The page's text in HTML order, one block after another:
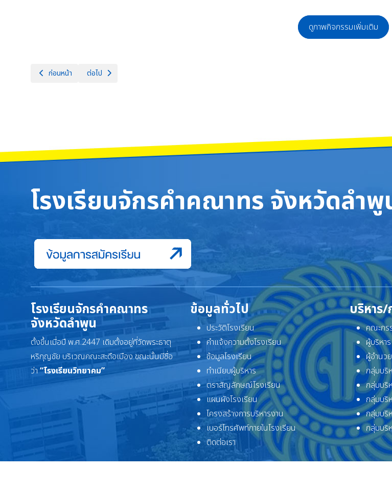
ดูภาพกิจกรรมเพิ่มเติม
เนื้อหาก่อนหน้า: โรงเรียนจักรคำคณาทร จังหวัดลำพูน จัดกิจกรรมแนะแนวการศึกษาต่อของกองทัพเรือ วันพุธ ที่14 มกราค
ก่อนหน้า เนื้อหาถัดไป: สาระเทคโนโลยี โรงเรียนจักรคำคณาทร จังหวัดลำพูน อบรมเชิงปฏิบัติการ “อบรมการสร้าง
ต่อไป
โรงเรียนจักรคำคณาทร จังหวัดลำพู
โรงเรียนจักรคำคณาทร
จังหวัดลำพูน
ตั้งขึ้นเมื่อปี พ.ศ.2447 เดิมตั้งอยู่ที่วัดพระธาตุ
หริภุญชัย บริเวณคณะสะดือเมือง ขณะนั้นมีชื่อ
ว่า“โรงเรียนวิทยาคม”
ข้อมูลทั่วไป
ประวัติโรงเรียน
คำแจ้งความตั้งโรงเรียน
ข้อมูลโรงเรียน
ทำเนียบผู้บริหาร
ตราสัญลักษณ์โรงเรียน
แผนผังโรงเรียน
โครงสร้างการบริหารงาน
เบอร์โทรศัพท์ภายในโรงเรียน
ติดต่อเรา
บริหาร
คณะกร
ผู้บริหาร
ผู้อำนว
กลุ่มบริ
กลุ่มบริ
กลุ่มบริ
กลุ่มบริ
กลุ่มบริ